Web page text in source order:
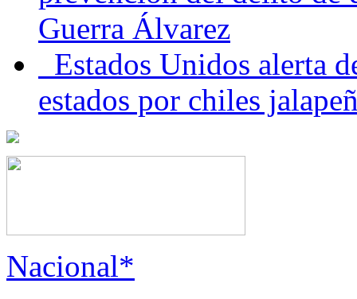
Guerra Álvarez
Estados Unidos alerta
estados por chiles
Nacional*